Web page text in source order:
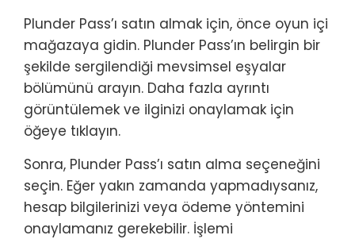
Plunder Pass’ı satın almak için, önce oyun içi
mağazaya gidin. Plunder Pass’ın belirgin bir
şekilde sergilendiği mevsimsel eşyalar
bölümünü arayın. Daha fazla ayrıntı
görüntülemek ve ilginizi onaylamak için
öğeye tıklayın.
Sonra, Plunder Pass’ı satın alma seçeneğini
seçin. Eğer yakın zamanda yapmadıysanız,
hesap bilgilerinizi veya ödeme yöntemini
onaylamanız gerekebilir. İşlemi